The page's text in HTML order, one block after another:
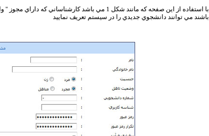
با استفاده از اين صفحه که مانند شکل 1 مي باشد
باشند مي توانند دانشجوي جديدي را در سيستم تعريف نماييد